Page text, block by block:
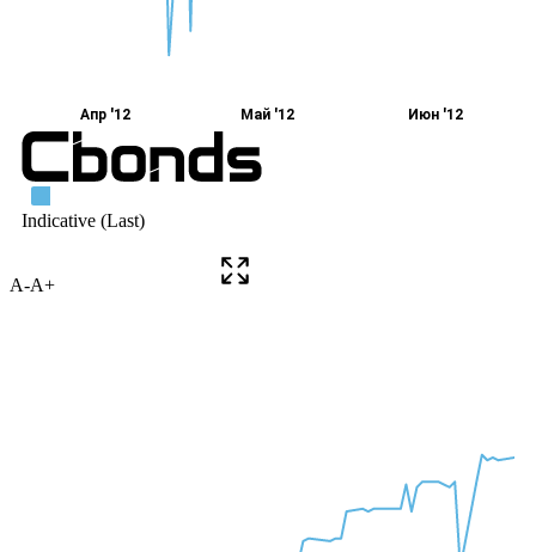
A-A+